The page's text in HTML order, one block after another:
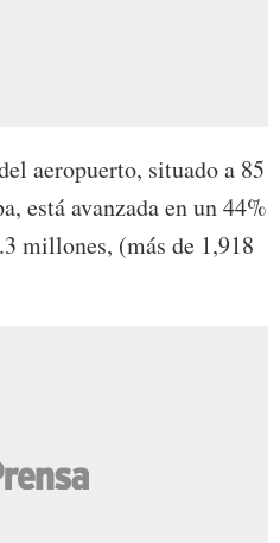
aeropuerto, situado a 85
está avanzada en un 44%
millones, (más de 1,918